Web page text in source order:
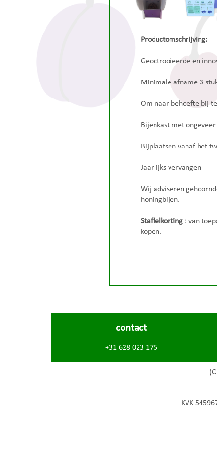
Productomschrijving:
Geoctrooieerde en
Minimale afname 3
Om naar behoefte bij
Bijenkast met
Bijplaatsen vanaf het
Jaarlijks vervangen
Wij adviseren
honingbijen.
Staffelkorting :van
kopen.
contact
+31 628 023 175
KVK